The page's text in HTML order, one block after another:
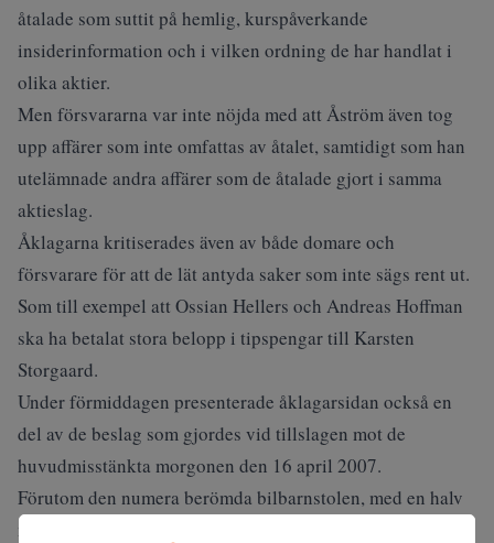
åtalade som suttit på hemlig, kurspåverkande
insiderinformation och i vilken ordning de har handlat i
olika aktier.
Men försvararna var inte nöjda med att Åström även tog
upp affärer som inte omfattas av åtalet, samtidigt som han
utelämnade andra affärer som de åtalade gjort i samma
aktieslag.
Åklagarna kritiserades även av både domare och
försvarare för att de lät antyda saker som inte sägs rent ut.
Som till exempel att Ossian Hellers och Andreas Hoffman
ska ha betalat stora belopp i tipspengar till Karsten
Storgaard.
Under förmiddagen presenterade åklagarsidan också en
del av de beslag som gjordes vid tillslagen mot de
huvudmisstänkta morgonen den 16 april 2007.
Förutom den numera berömda bilbarnstolen, med en halv
miljon kronor i stoppningen, hemma hos Andreas Hoffman